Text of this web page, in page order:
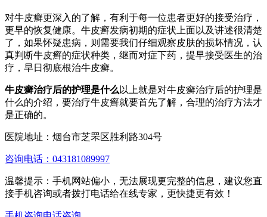
对牛皮癣更深入的了解，有利于每一位患者更好的接受治疗，
更早的恢复健康。牛皮癣发病初期的症状上面以及讲述很清楚
了，如果怀疑患病，则需要我们仔细观察皮肤的损坏情况，认
真判断牛皮癣的症状种类，继而对症下药，提早接受医生的治
疗，早日彻底根治牛皮癣。
牛皮癣治疗后的护理是什么 以上就是对牛皮癣治疗后的护理是
什么的介绍，要治疗牛皮癣就要首先了解，合理的治疗方法才
是正确的。
医院地址：烟台市芝罘区胜利路304号
咨询电话：043181089997
温馨提示：手机网站偏小，无法展现更完整的信息，建议您直
接手机咨询或者拨打电话给在线专家，更快捷更有效！